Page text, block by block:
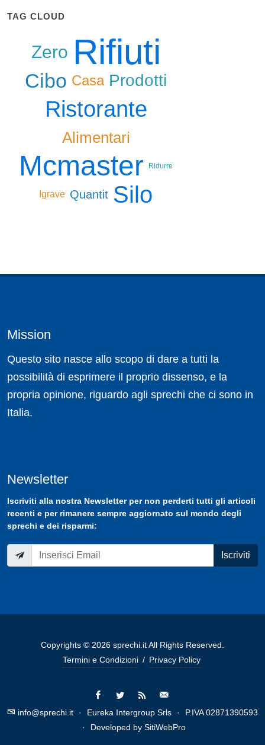
TAG CLOUD
Zero Rifiuti
Cibo Casa Prodotti
Ristorante
Alimentari
Mcmaster Ridurre
Igrave Quantit Silo
Mission
Questo sito nasce allo scopo di dare a tutti la
possibilità di esprimere il proprio dissenso, e la
propria opinione, riguardo agli sprechi che ci sono in
Italia.
Newsletter
Iscriviti alla nostra Newsletterper non perderti tutti gli articoli
recenti e per rimanere sempre aggiornato sul mondo degli
sprechi e dei risparmi:
Iscriviti
Copyrights © 2026 sprechi.it All Rights Reserved.
Termini e Condizioni / Privacy Policy
info@sprechi.it · Eureka Intergroup Srls ·
P.IVA 02871390593
·
Developed by SitiWebPro